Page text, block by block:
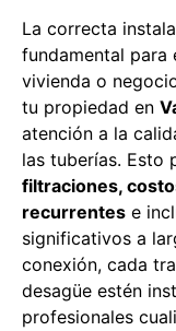
La correcta
fundamental para
vivienda o
tu propiedad en
atención a la
las tuberías. Esto
filtraciones,
recurrentes e
significativos a
conexión, cada
desagüe estén
profesionales